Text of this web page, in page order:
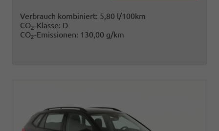
Verbrauch kombiniert: 5,80 l/100km
CO2-Klasse: D
CO2-Emissionen: 130,00 g/km